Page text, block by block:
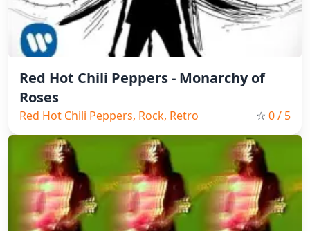
Red Hot Chili Peppers - Monarchy of
Roses
Red Hot Chili Peppers, Rock, Retro ☆ 0/ 5